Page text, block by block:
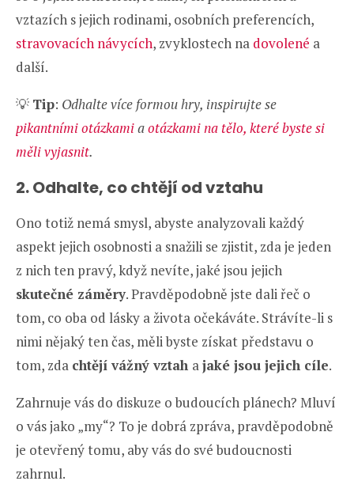
vztazích s jejich rodinami, osobních preferencích,
stravovacích návycích, zvyklostech na dovolené a
další.
💡 Tip: Odhalte více formou hry, inspirujte se
pikantními otázkamiaotázkami na tělo, které byste si
měli vyjasnit.
2. Odhalte, co chtějí od vztahu
Ono totiž nemá smysl, abyste analyzovali každý
aspekt jejich osobnosti a snažili se zjistit, zda je jeden
z nich ten pravý, když nevíte, jaké jsou jejich
skutečné záměry. Pravděpodobně jste dali řeč o
tom, co oba od lásky a života očekáváte. Strávíte-li s
nimi nějaký ten čas, měli byste získat představu o
tom, zda chtějí vážný vztah ajaké jsou jejich cíle.
Zahrnuje vás do diskuze o budoucích plánech? Mluví
o vás jako „my“? To je dobrá zpráva, pravděpodobně
je otevřený tomu, aby vás do své budoucnosti
zahrnul.